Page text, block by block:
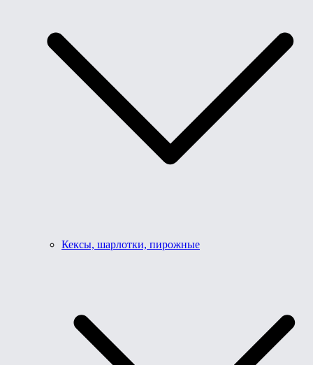
Кексы, шарлотки, пирожные